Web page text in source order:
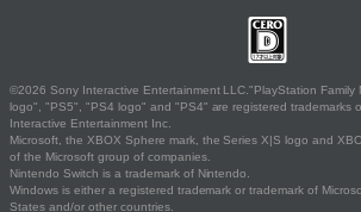
©2026 Sony Interactive Entertainment LLC."PlayStation Family
logo", "PS5", "PS4 logo" and "PS4" are registered trademarks
Interactive Entertainment Inc.
Microsoft, the XBOX Sphere mark, the Series X|S logo and
of the Microsoft group of companies.
Nintendo Switch is a trademark of Nintendo.
Windows is either a registered trademark or trademark of
States and/or other countries.